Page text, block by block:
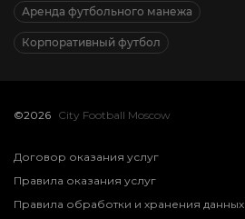
Аренда футбольного манежа
Корпоративный футбол
©2026 City Football Moscow
Договор оказания услуг
Правила оказания услуг
Правила обработки и хранения данных